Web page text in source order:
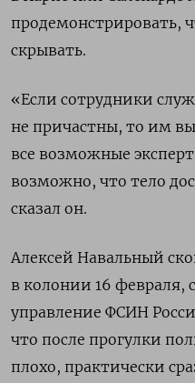
продемонстрировать,
скрывать.
«Если сотрудники
не причастны, то им
все возможные
возможно, что тело
сказал он.
Алексей Навальный
в колонии 16 февраля,
управление ФСИН
что после прогулки
плохо, практически